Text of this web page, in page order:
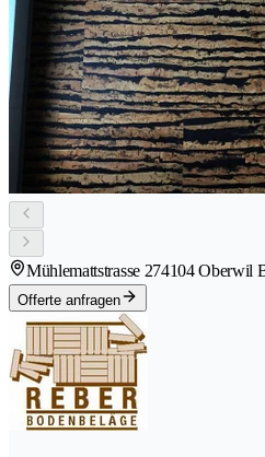
Mühlemattstrasse 274104 Oberwil
Offerte anfragen